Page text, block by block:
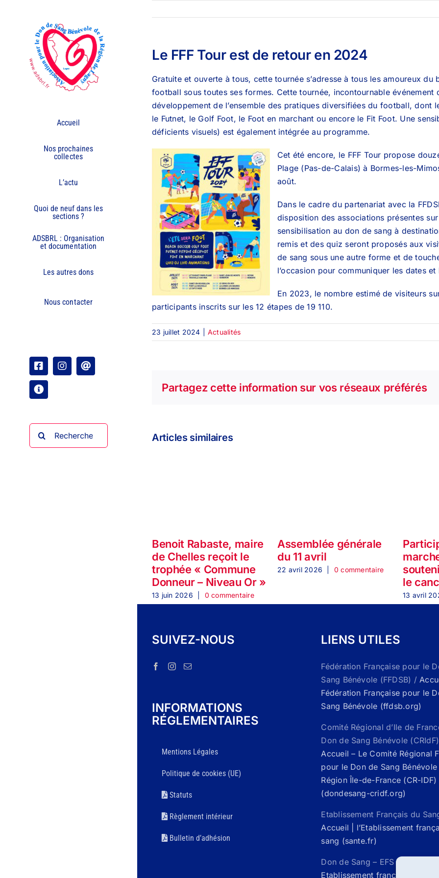
Accueil
Nos prochaines
collectes
L’actu
Quoi de neuf dans les
sections ?
ADSBRL : Organisation
et documentation
Les autres dons
Nous contacter
FacebookInstagram
Email
Organisation
Le FFF Tour est de retour en 2024
Gratuite et ouverte à tous, cette tournée s’adresse à tous les amoureux
football sous toutes ses formes. Cette tournée, incontournable événement
développement de l’ensemble des pratiques diversifiées du football, dont
le Futnet, le Golf Foot, le Foot en marchant ou encore le Fit Foot. Une
déficients visuels) est également intégrée au programme.
Cet été encore, le FFF Tour propose
Plage (Pas-de-Calais) à Bormes-les-
août.
Dans le cadre du partenariat avec la
disposition des associations présentes
sensibilisation au don de sang à
remis et des quiz seront proposés aux
de sang sous une autre forme et de
l’occasion pour communiquer les dates
En 2023, le nombre estimé de visiteurs
participants inscrits sur les 12 étapes de 19 110.
23 juillet 2024 Actualités
Partagez cette information sur vos réseaux préférés
Articles similaires
Benoit Rabaste, maire
de Chelles reçoit le
trophée « Commune
Donneur – Niveau Or »
13 juin 2026 0 commentaire
Assemblée générale
du 11 avril
22 avril 2026 0 commentaire
le
13 avril
SUIVEZ-NOUS
INFORMATIONS
RÉGLEMENTAIRES
Mentions Légales
Politique de cookies (UE)
Statuts
Règlement intérieur
Bulletin d’adhésion
LIENS UTILES
Fédération Française pour le
Sang Bénévole (FFDSB) /
Fédération Française pour le
Sang Bénévole (ffdsb.org)
Comité Régional d’Ile de
Don de Sang Bénévole
Accueil – Le Comité Régional
pour le Don de Sang Bénévole
Région Île-de-France (CR-IDF)
(dondesang-cridf.org)
Etablissement Français du
Accueil | l’Etablissement
sang (sante.fr)
Don de Sang – EFS Santé /
Etablissement francais du sang